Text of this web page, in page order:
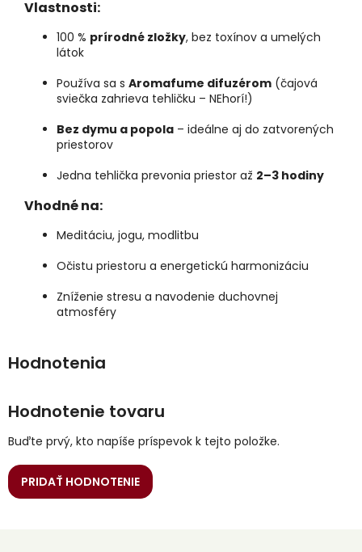
Vlastnosti:
100 % prírodné zložky, bez toxínov a umelých
látok
Používa sa s Aromafume difuzérom (čajová
sviečka zahrieva tehličku – NEhorí!)
Bez dymu a popola – ideálne aj do zatvorených
priestorov
Jedna tehlička prevonia priestor až 2–3 hodiny
Vhodné na:
Meditáciu, jogu, modlitbu
Očistu priestoru a energetickú harmonizáciu
Zníženie stresu a navodenie duchovnej
atmosféry
Hodnotenie tovaru
Buďte prvý, kto napíše príspevok k tejto položke.
PRIDAŤ HODNOTENIE